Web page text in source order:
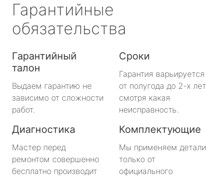
Гарантийные
обязательства
Гарантийный
талон
Выдаем гарантию не
зависимо от сложности
работ.
Сроки
Гарантия варьируется
от полугода до 2-х лет
смотря какая
неисправность.
Диагностика
Мастер перед
ремонтом совершенно
бесплатно производит
Комплектующие
Мы применяем детали
только от
официального